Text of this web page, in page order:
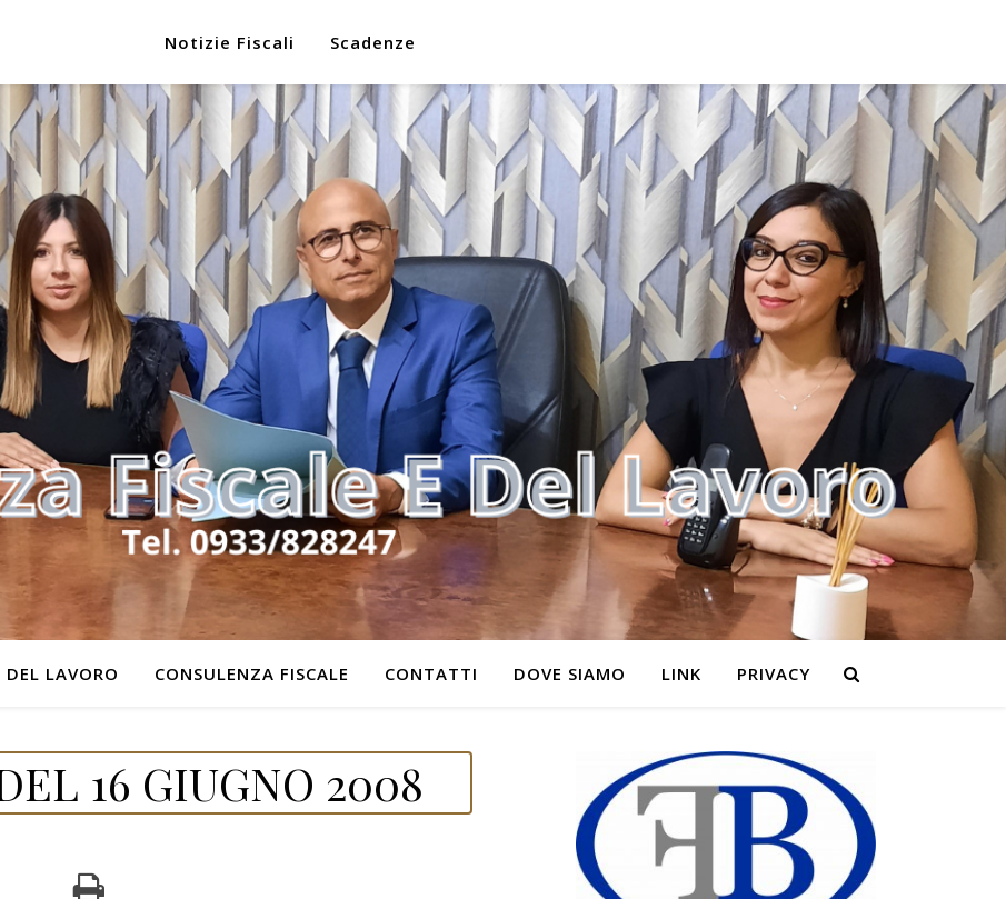
Notizie Fiscali Scadenze
LAVORO CONSULENZA FISCALE CONTATTI DOVE SIAMO LINK PRIVACY
16 GIUGNO 2008